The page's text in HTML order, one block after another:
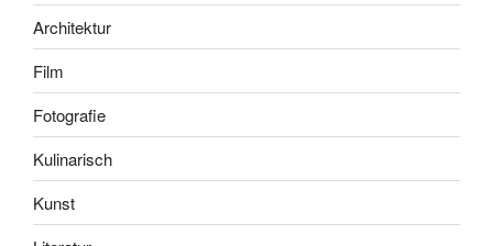
Architektur
Film
Fotografie
Kulinarisch
Kunst